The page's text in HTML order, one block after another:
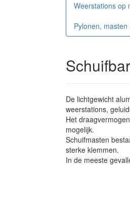
Weerstations op
Pylonen,
De lichtgewicht
weerstations,
Het
mogelijk.
Schuifmasten
sterke klemmen.
In de meeste